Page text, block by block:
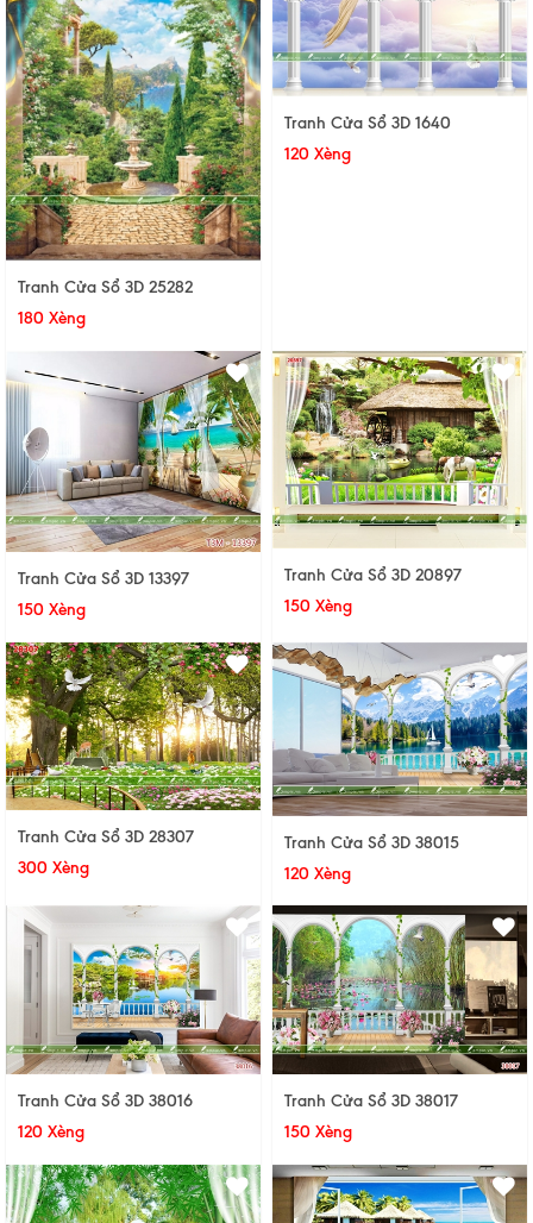
Tranh Cửa Sổ 3D 25282
180 Xèng
Tranh Cửa Sổ 3D 1640
120 Xèng
Tranh Cửa Sổ 3D 13397
150 Xèng
Tranh Cửa Sổ 3D 20897
150 Xèng
Tranh Cửa Sổ 3D 28307
300 Xèng
Tranh Cửa Sổ 3D 38015
120 Xèng
Tranh Cửa Sổ 3D 38016
120 Xèng
Tranh Cửa Sổ 3D 38017
150 Xèng